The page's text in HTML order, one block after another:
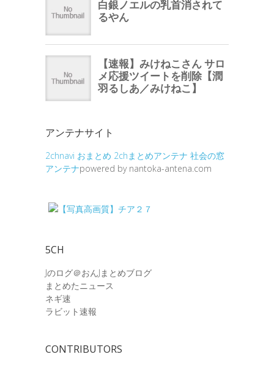
アンテナサイト
2chnavi おまとめ 2chまとめアンテナ 社会の窓
アンテナpowered by nantoka-antena.com
5CH
Jのログ＠おんJまとめブログ
まとめたニュース
ネギ速
ラビット速報
CONTRIBUTORS